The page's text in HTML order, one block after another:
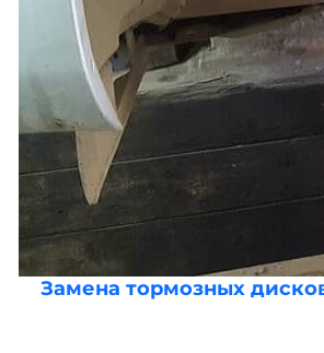
Замена тормозных